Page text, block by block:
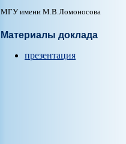
МГУ имени М.В.Ломоносова
Материалы доклада
презентация